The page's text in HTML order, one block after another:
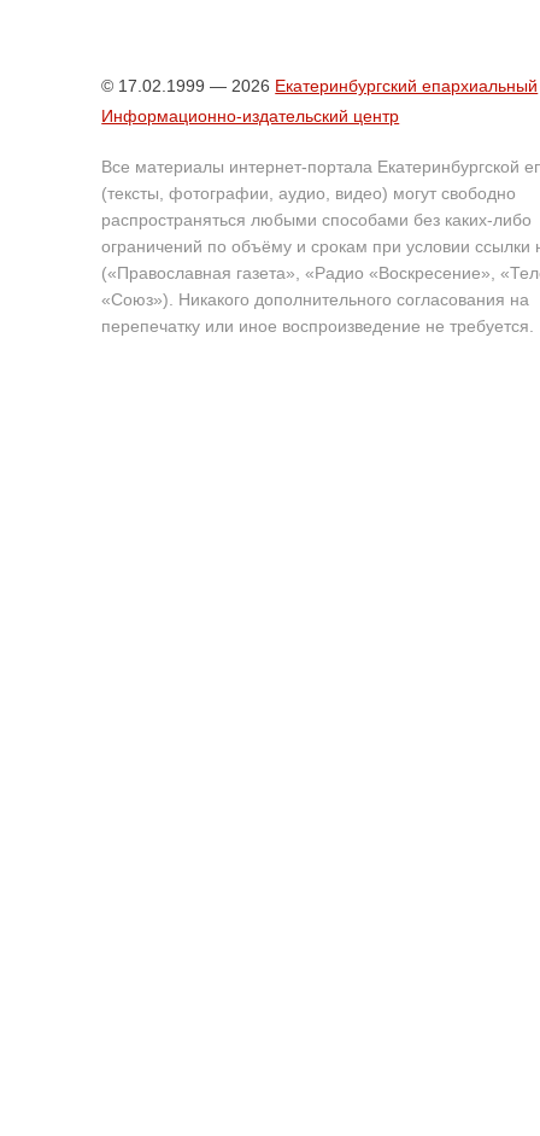
© 17.02.1999 — 2026 Екатеринбургский епархиальный
Информационно-издательский центр
Все материалы интернет-портала Екатеринбургской
(тексты, фотографии, аудио, видео) могут свободно
распространяться любыми способами без каких-либо
ограничений по объёму и срокам при условии ссылки
(«Православная газета», «Радио «Воскресение»,
«Союз»). Никакого дополнительного согласования на
перепечатку или иное воспроизведение не требуется.